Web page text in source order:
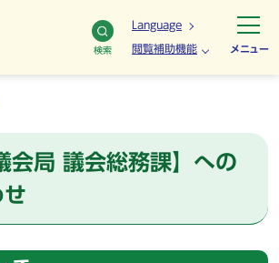
検索
Language
閲覧補助機能 メニュー
会局 議会総務課】への
せ